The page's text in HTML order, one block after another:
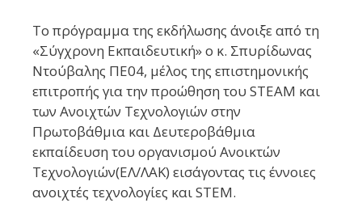
Το πρόγραμμα της εκδήλωσης άνοιξε από τη
«Σύγχρονη Εκπαιδευτική» ο κ. Σπυρίδωνας
Ντούβαλης ΠΕ04, μέλος της επιστημονικής
επιτροπής για την προώθηση του SΤEAM και
των Ανοιχτών Τεχνολογιών στην
Πρωτοβάθμια και Δευτεροβάθμια
εκπαίδευση του οργανισμού Ανοικτών
Τεχνολογιών(ΕΛ/ΛΑΚ) εισάγοντας τις έννοιες
ανοιχτές τεχνολογίες και STEM.